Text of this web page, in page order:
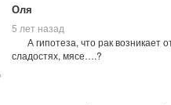
Оля
5 лет назад
А гипотеза, что рак возникает
сладостях, мясе….?